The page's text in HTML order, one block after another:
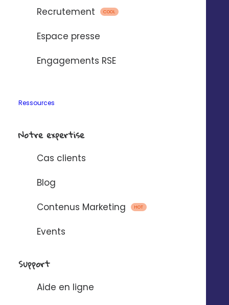
Recrutement COOL
Espace presse
Engagements RSE
Ressources
Notre expertise
Cas clients
Blog
Contenus Marketing
HOT
Events
Support
Aide en ligne
Simplifiez la
personnalisation
automatiquement ou manuellement en local avec :
les coordonnées, horaires des établissements
Vous gagnez du temps dans le repiquage de vos
supports